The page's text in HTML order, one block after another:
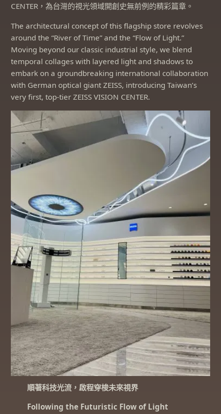
CENTER，為台灣的視光領域開創史無前例的精彩篇章。
The architectural concept of this flagship store revolves
around the “River of Time” and the “Flow of Light.”
Moving beyond our classic industrial style, we blend
temporal collages with layered light and shadows to
embark on a groundbreaking international collaboration
with German optical giant ZEISS, introducing Taiwan’s
very first, top-tier ZEISS VISION CENTER.
順著科技光流，啟程穿梭未來視界
Following the Futuristic Flow of Light